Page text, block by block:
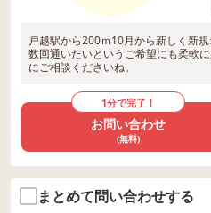
戸越駅から200ｍ10月から新しく新
数回通いたいというご希望にも柔軟
にご相談くださいね。
1分で完了！
お問い合わせ
(無料)
まとめて問い合わせする